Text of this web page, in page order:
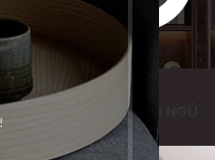
THƯ VIỆN
BẾP ĂN PHÒNG NGỦ